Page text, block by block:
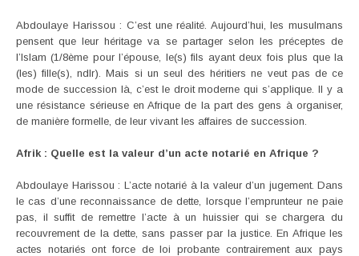
Abdoulaye Harissou : C’est une réalité. Aujourd’hui, les musulmans
pensent que leur héritage va se partager selon les préceptes de
l’Islam (1/8ème pour l’épouse, le(s) fils ayant deux fois plus que la
(les) fille(s), ndlr). Mais si un seul des héritiers ne veut pas de ce
mode de succession là, c’est le droit moderne qui s’applique. Il y a
une résistance sérieuse en Afrique de la part des gens à organiser,
de manière formelle, de leur vivant les affaires de succession.
Afrik : Quelle est la valeur d’un acte notarié en Afrique ?
Abdoulaye Harissou : L’acte notarié à la valeur d’un jugement. Dans
le cas d’une reconnaissance de dette, lorsque l’emprunteur ne paie
pas, il suffit de remettre l’acte à un huissier qui se chargera du
recouvrement de la dette, sans passer par la justice. En Afrique les
actes notariés ont force de loi probante contrairement aux pays